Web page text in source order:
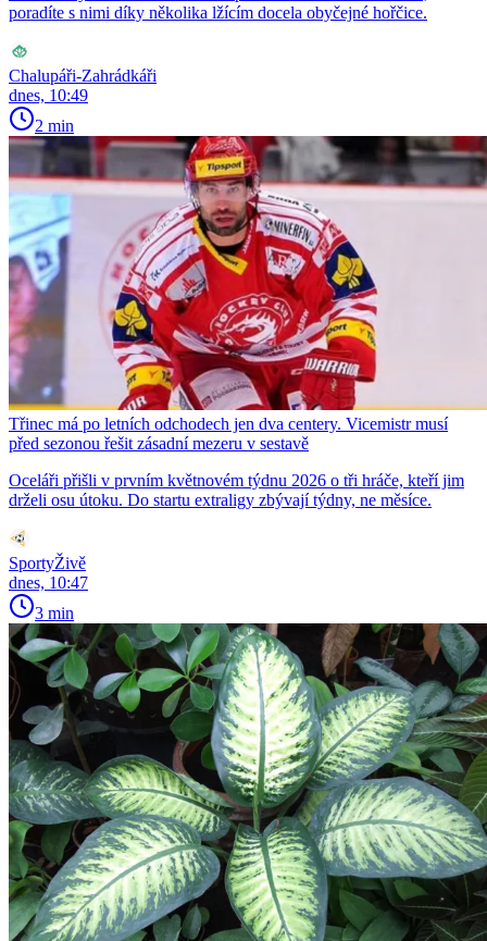
poradíte s nimi díky několika lžícím docela obyčejné hořčice.
Chalupáři-Zahrádkáři
dnes, 10:49
2 min
Třinec má po letních odchodech jen dva centery. Vicemistr musí
před sezonou řešit zásadní mezeru v sestavě
Oceláři přišli v prvním květnovém týdnu 2026 o tři hráče, kteří jim
drželi osu útoku. Do startu extraligy zbývají týdny, ne měsíce.
SportyŽivě
dnes, 10:47
3 min